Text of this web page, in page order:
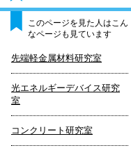
このページを見た人はこん
なページも見ています
先端軽金属材料研究室
光エネルギーデバイス研究
室
コンクリート研究室